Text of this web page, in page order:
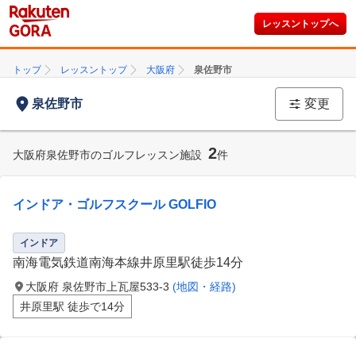
レッスントップへ
トップ レッスントップ 大阪府 泉佐野市
泉佐野市 変更
大阪府泉佐野市のゴルフレッスン施設 2件
インドア・ゴルフスクール GOLFIO
インドア
南海電気鉄道南海本線井原里駅徒歩14分
大阪府 泉佐野市上瓦屋533-3 (地図・経路)
井原里駅 徒歩で14分